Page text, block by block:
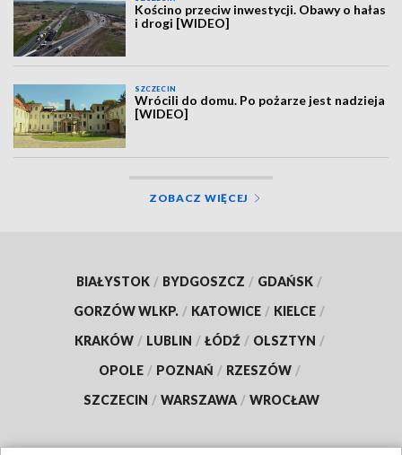
Kościno przeciw inwestycji. Obawy o hałas
i drogi [WIDEO]
SZCZECIN
Wrócili do domu. Po pożarze jest nadzieja
[WIDEO]
ZOBACZ WIĘCEJ
BIAŁYSTOK / BYDGOSZCZ / GDAŃSK /
GORZÓW WLKP. / KATOWICE / KIELCE /
KRAKÓW / LUBLIN / ŁÓDŹ / OLSZTYN /
OPOLE / POZNAŃ / RZESZÓW /
SZCZECIN / WARSZAWA / WROCŁAW